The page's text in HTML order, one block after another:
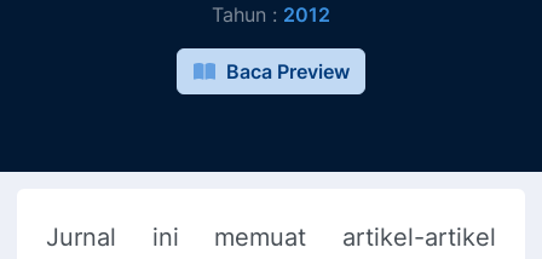
Tahun : 2012
Baca Preview
Jurnal ini memuat artikel-artikel